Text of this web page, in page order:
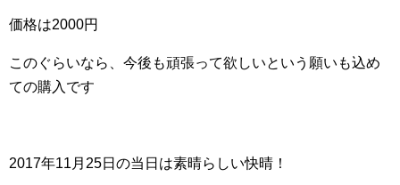
価格は2000円
このぐらいなら、今後も頑張って欲しいという願いも込め
ての購入です
2017年11月25日の当日は素晴らしい快晴！